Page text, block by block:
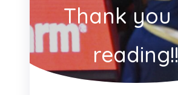
Thank
reading!!